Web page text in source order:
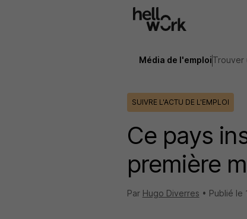
Média de l'emploiTrouver
SUIVRE L'ACTU DE L'EMPLOI
Ce pays
première
Par Hugo Diverres • Publié le